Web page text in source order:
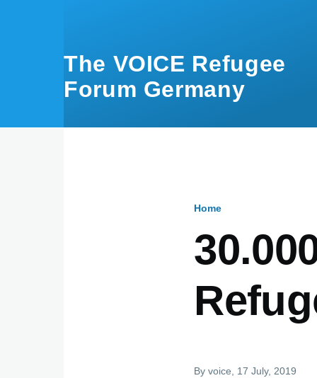
The VOICE Refugee
Forum Germany
Home
Byvoice , 17 July, 2019